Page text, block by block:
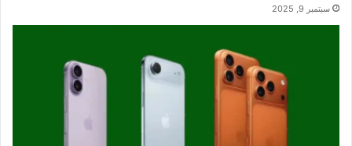
سبتمبر 9, 2025